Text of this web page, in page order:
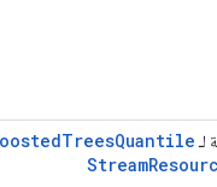
لـ TreesQuantile
Stream